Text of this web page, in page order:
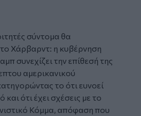
σύντομα θα
Χάρβαρντ: η κυβέρνηση
συνεχίζει την επίθεσή της
αμερικανικού
το ότι ευνοεί
και ότι έχει σχέσεις με το
Κόμμα, απόφαση που